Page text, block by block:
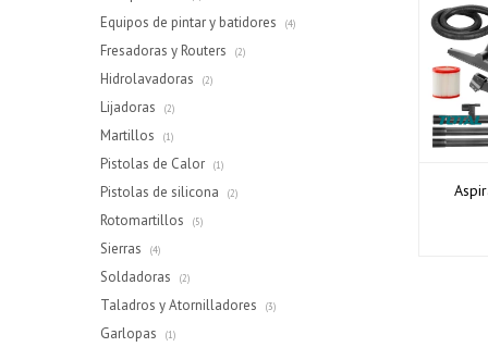
Equipos de pintar y batidores (4)
Fresadoras y Routers (2)
Hidrolavadoras (2)
Lijadoras (2)
Martillos (1)
Pistolas de Calor (1)
Pistolas de silicona (2)
Rotomartillos (5)
Sierras (4)
Soldadoras (2)
Taladros y Atornilladores (3)
Garlopas (1)